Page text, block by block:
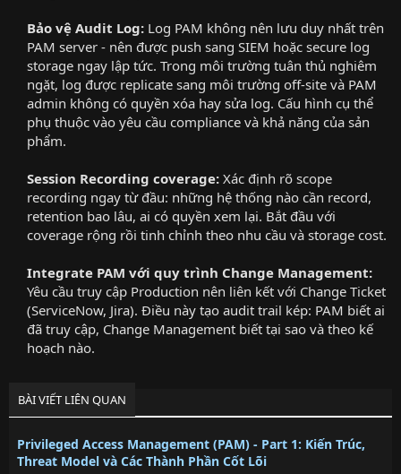
Bảo vệ Audit Log: Log PAM không nên lưu duy nhất trên
PAM server - nên được push sang SIEM hoặc secure log
storage ngay lập tức. Trong môi trường tuân thủ nghiêm
ngặt, log được replicate sang môi trường off-site và PAM
admin không có quyền xóa hay sửa log. Cấu hình cụ thể
phụ thuộc vào yêu cầu compliance và khả năng của sản
phẩm.​
Session Recording coverage: Xác định rõ scope
recording ngay từ đầu: những hệ thống nào cần record,
retention bao lâu, ai có quyền xem lại. Bắt đầu với
coverage rộng rồi tinh chỉnh theo nhu cầu và storage cost.​
Integrate PAM với quy trình Change Management:
Yêu cầu truy cập Production nên liên kết với Change Ticket
(ServiceNow, Jira). Điều này tạo audit trail kép: PAM biết ai
đã truy cập, Change Management biết tại sao và theo kế
hoạch nào.​
BÀI VIẾT LIÊN QUAN
Privileged Access Management (PAM) - Part 1: Kiến Trúc,
Threat Model và Các Thành Phần Cốt Lõi